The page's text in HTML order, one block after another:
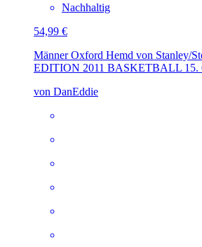
Nachhaltig
54,99 €
Männer Oxford Hemd von Stanley/
EDITION 2011 BASKETBALL 15.
von DanEddie